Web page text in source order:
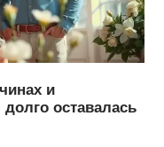
и
оставалась